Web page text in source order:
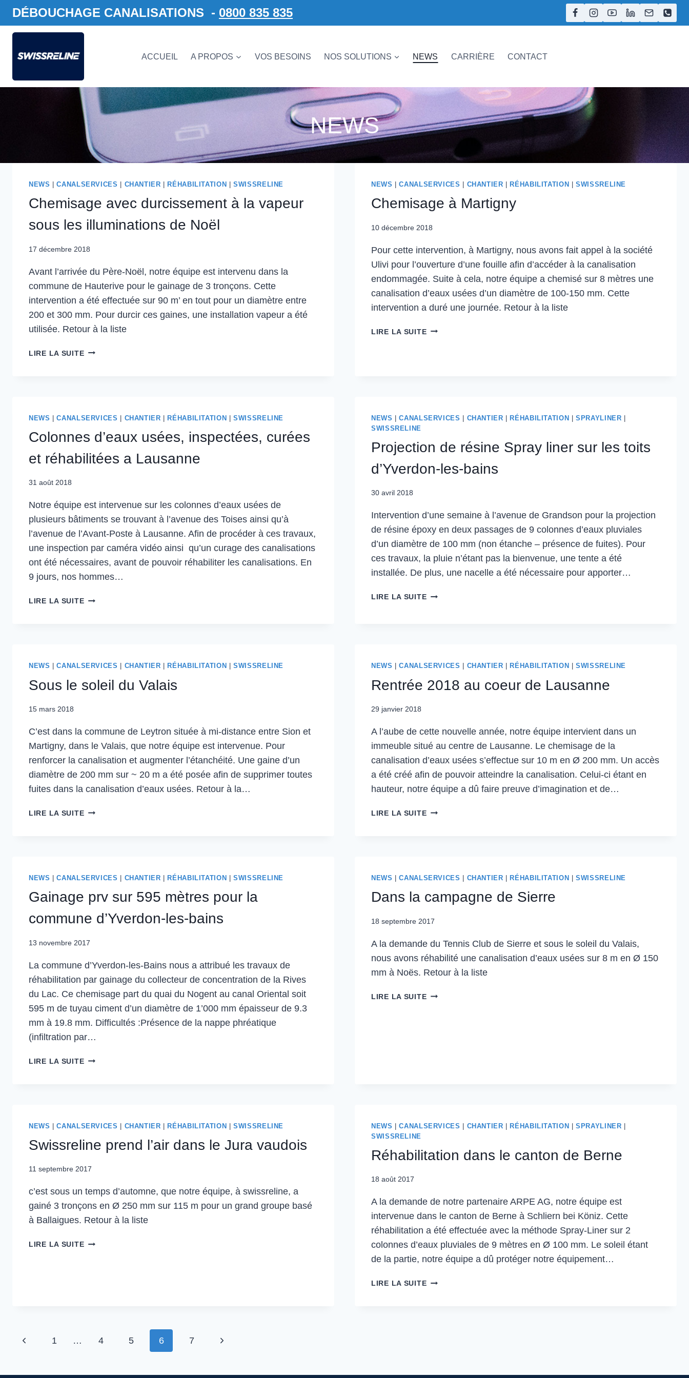
DÉBOUCHAGE CANALISATIONS - 0800 835 835
ACCUEIL A PROPOS VOS BESOINS NOS SOLUTIONS NEWS CARRIÈRE CONTACT
NEWS
NEWS |CANALSERVICES CHANTIER RÉHABILITATION |SWISSRELINE
Chemisage avec durcissement à la vapeur
sous les illuminations de Noël
17 décembre 2018
Avant l’arrivée du Père-Noël, notre équipe est intervenu dans la
commune de Hauterive pour le gainage de 3 tronçons. Cette
intervention a été effectuée sur 90 m’ en tout pour un diamètre entre
200 et 300 mm. Pour durcir ces gaines, une installation vapeur a été
utilisée. Retour à la liste
LIRE LA SUITE
NEWS |CANALSERVICES CHANTIER RÉHABILITATION |SWISSRELINE
Chemisage à Martigny
10 décembre 2018
Pour cette intervention, à Martigny, nous avons fait appel à la société
Ulivi pour l’ouverture d’une fouille afin d’accéder à la canalisation
endommagée. Suite à cela, notre équipe a chemisé sur 8 mètres une
canalisation d’eaux usées d’un diamètre de 100-150 mm. Cette
intervention a duré une journée. Retour à la liste
LIRE LA SUITE
NEWS |CANALSERVICES CHANTIER RÉHABILITATION |SWISSRELINE
Colonnes d’eaux usées, inspectées, curées
et réhabilitées a Lausanne
31 août 2018
Notre équipe est intervenue sur les colonnes d’eaux usées de
plusieurs bâtiments se trouvant à l’avenue des Toises ainsi qu’à
l’avenue de l’Avant-Poste à Lausanne. Afin de procéder à ces travaux,
une inspection par caméra vidéo ainsi qu’un curage des canalisations
ont été nécessaires, avant de pouvoir réhabiliter les canalisations. En
9 jours, nos hommes…
LIRE LA SUITE
NEWS |CANALSERVICES CHANTIER RÉHABILITATION |SPRAYLINER
SWISSRELINE
Projection de résine Spray liner sur les toits
d’Yverdon-les-bains
30 avril 2018
Intervention d’une semaine à l’avenue de Grandson pour la projection
de résine époxy en deux passages de 9 colonnes d’eaux pluviales
d’un diamètre de 100 mm (non étanche – présence de fuites). Pour
ces travaux, la pluie n’étant pas la bienvenue, une tente a été
installée. De plus, une nacelle a été nécessaire pour apporter…
LIRE LA SUITE
NEWS |CANALSERVICES CHANTIER RÉHABILITATION |SWISSRELINE
Sous le soleil du Valais
15 mars 2018
C’est dans la commune de Leytron située à mi-distance entre Sion et
Martigny, dans le Valais, que notre équipe est intervenue. Pour
renforcer la canalisation et augmenter l’étanchéité. Une gaine d’un
diamètre de 200 mm sur ~ 20 m a été posée afin de supprimer toutes
fuites dans la canalisation d’eaux usées. Retour à la…
LIRE LA SUITE
NEWS |CANALSERVICES CHANTIER RÉHABILITATION |SWISSRELINE
Rentrée 2018 au coeur de Lausanne
29 janvier 2018
A l’aube de cette nouvelle année, notre équipe intervient dans un
immeuble situé au centre de Lausanne. Le chemisage de la
canalisation d’eaux usées s’effectue sur 10 m en Ø 200 mm. Un accès
a été créé afin de pouvoir atteindre la canalisation. Celui-ci étant en
hauteur, notre équipe a dû faire preuve d’imagination et de…
LIRE LA SUITE
NEWS |CANALSERVICES CHANTIER RÉHABILITATION |SWISSRELINE
Gainage prv sur 595 mètres pour la
commune d’Yverdon-les-bains
13 novembre 2017
La commune d’Yverdon-les-Bains nous a attribué les travaux de
réhabilitation par gainage du collecteur de concentration de la Rives
du Lac. Ce chemisage part du quai du Nogent au canal Oriental soit
595 m de tuyau ciment d’un diamètre de 1’000 mm épaisseur de 9.3
mm à 19.8 mm. Difficultés :Présence de la nappe phréatique
(infiltration par…
LIRE LA SUITE
NEWS |CANALSERVICES CHANTIER RÉHABILITATION |SWISSRELINE
Dans la campagne de Sierre
18 septembre 2017
A la demande du Tennis Club de Sierre et sous le soleil du Valais,
nous avons réhabilité une canalisation d’eaux usées sur 8 m en Ø 150
mm à Noës. Retour à la liste
LIRE LA SUITE
NEWS |CANALSERVICES CHANTIER RÉHABILITATION |SWISSRELINE
Swissreline prend l’air dans le Jura vaudois
11 septembre 2017
c’est sous un temps d’automne, que notre équipe, à swissreline, a
gainé 3 tronçons en Ø 250 mm sur 115 m pour un grand groupe basé
à Ballaigues. Retour à la liste
LIRE LA SUITE
NEWS |CANALSERVICES CHANTIER RÉHABILITATION |SPRAYLINER
SWISSRELINE
Réhabilitation dans le canton de Berne
18 août 2017
A la demande de notre partenaire ARPE AG, notre équipe est
intervenue dans le canton de Berne à Schliern bei Köniz. Cette
réhabilitation a été effectuée avec la méthode Spray-Liner sur 2
colonnes d’eaux pluviales de 9 mètres en Ø 100 mm. Le soleil étant
de la partie, notre équipe a dû protéger notre équipement…
LIRE LA SUITE
1 … 4 5 6 7